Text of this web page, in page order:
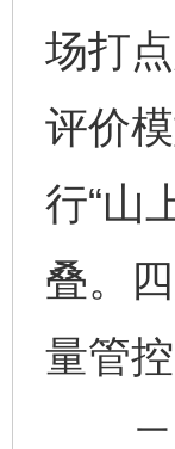
场打
评价
行“山
叠。
量管